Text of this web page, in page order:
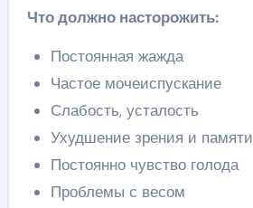
Что должно насторожить:
Постоянная жажда
Частое мочеиспускание
Слабость, усталость
Ухудшение зрения и памяти
Постоянно чувство голода
Проблемы с весом